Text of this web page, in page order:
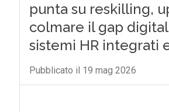
punta su reskilling,
colmare il gap
sistemi HR integrati
Pubblicato il 19 mag 2026